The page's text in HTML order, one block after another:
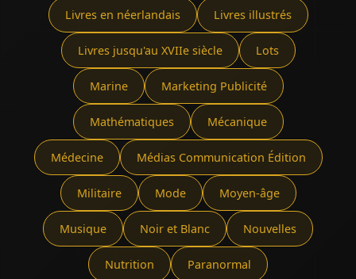
Livres en néerlandais Livres illustrés
Livres jusqu'au XVIIe siècle Lots
Marine Marketing Publicité
Mathématiques Mécanique
Médecine Médias Communication Édition
Militaire Mode Moyen-âge
Musique Noir et Blanc Nouvelles
Nutrition Paranormal